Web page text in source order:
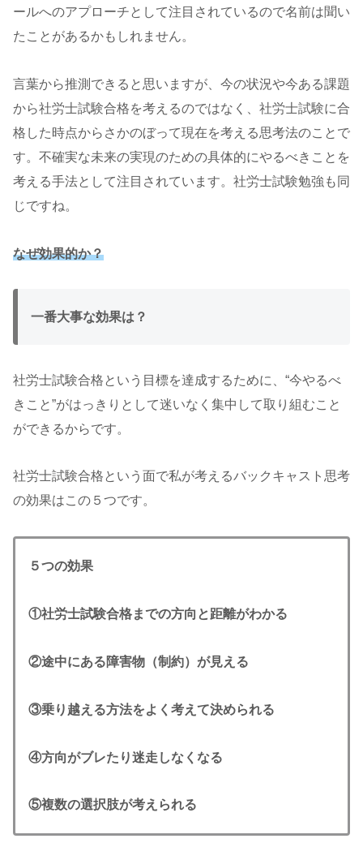
ールへのアプローチとして注目されているので名前は聞い
たことがあるかもしれません。
言葉から推測できると思いますが、今の状況や今ある課題
から社労士試験合格を考えるのではなく、社労士試験に合
格した時点からさかのぼって現在を考える思考法のことで
す。不確実な未来の実現のための具体的にやるべきことを
考える手法として注目されています。社労士試験勉強も同
じですね。
なぜ効果的か？
一番大事な効果は？
社労士試験合格という目標を達成するために、“今やるべ
きこと”がはっきりとして迷いなく集中して取り組むこと
ができるからです。
社労士試験合格という面で私が考えるバックキャスト思考
の効果はこの５つです。
５つの効果
①社労士試験合格までの方向と距離がわかる
②途中にある障害物（制約）が見える
③乗り越える方法をよく考えて決められる
④方向がブレたり迷走しなくなる
⑤複数の選択肢が考えられる